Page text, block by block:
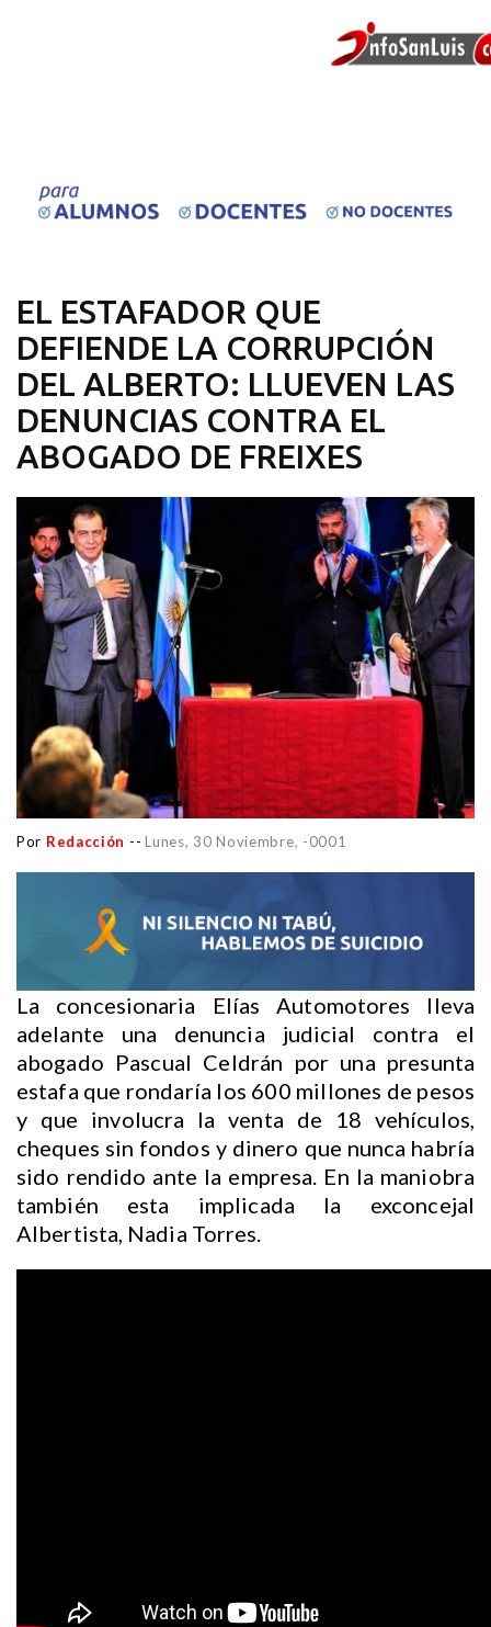
EL ESTAFADOR QUE
DEFIENDE LA CORRUPCIÓN
DEL ALBERTO: LLUEVEN LAS
DENUNCIAS CONTRA EL
ABOGADO DE FREIXES
Por Redacción -- Lunes, 30 Noviembre, -0001
La concesionaria Elías Automotores lleva
adelante una denuncia judicial contra el
abogado Pascual Celdrán por una presunta
estafa que rondaría los 600 millones de pesos
y que involucra la venta de 18 vehículos,
cheques sin fondos y dinero que nunca habría
sido rendido ante la empresa. En la maniobra
también esta implicada la exconcejal
Albertista, Nadia Torres.